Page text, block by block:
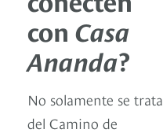
con Casa
Ananda?
No solamente se trata
del Camino de